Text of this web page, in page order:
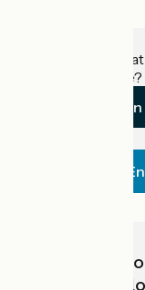
Heeft u
accommodatie?
Kies, bereid
met France